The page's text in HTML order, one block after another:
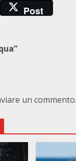
Post
un commento.